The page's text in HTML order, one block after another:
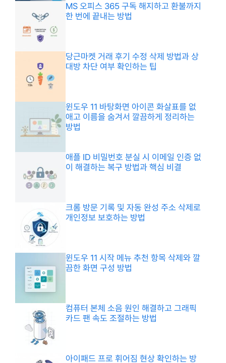
MS 오피스 365 구독 해지하고 환불까지
한 번에 끝내는 방법
당근마켓 거래 후기 수정 삭제 방법과 상
대방 차단 여부 확인하는 팁
윈도우 11 바탕화면 아이콘 화살표를 없
애고 이름을 숨겨서 깔끔하게 정리하는
방법
애플 ID 비밀번호 분실 시 이메일 인증 없
이 해결하는 복구 방법과 핵심 비결
크롬 방문 기록 및 자동 완성 주소 삭제로
개인정보 보호하는 방법
윈도우 11 시작 메뉴 추천 항목 삭제와 깔
끔한 화면 구성 방법
컴퓨터 본체 소음 원인 해결하고 그래픽
카드 팬 속도 조절하는 방법
아이패드 프로 휘어짐 현상 확인하는 방